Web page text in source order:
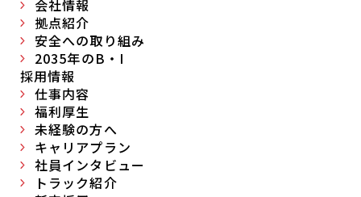
会社情報
拠点紹介
安全への取り組み
2035年のB・I
採用情報
仕事内容
福利厚生
未経験の方へ
キャリアプラン
社員インタビュー
トラック紹介